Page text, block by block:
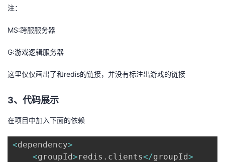
藏
注：
MS:跨服服务器
G:游戏逻辑服务器
这里仅仅画出了和redis的链接，并没有标注出游戏的链接
3、代码展示
在项目中加入下面的依赖
<dependency>
<groupId>redis . clients</groupId>